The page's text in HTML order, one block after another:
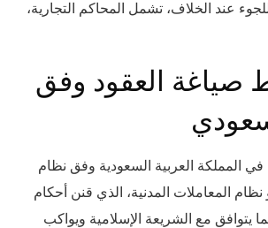
عند الخلاف، تشمل المحاكم التجارية،
صياغة العقود وفق
المملكة العربية السعودية وفق نظام
المعاملات المدنية، الذي قنن أحكام
يتوافق مع الشريعة الإسلامية ويواكب